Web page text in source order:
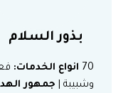
بذور السلام
70 انواع الخدمات:
وشبيبة | جمهور